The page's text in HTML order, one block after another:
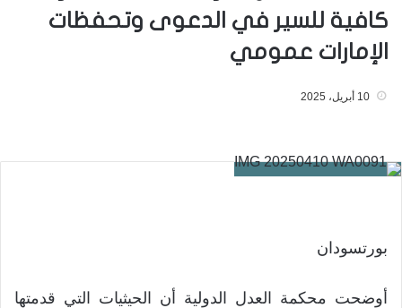
كافية للسير في الدعوى وتحفظات
الإمارات عمومي
10 أبريل، 2025
بورتسودان
أوضحت محكمة العدل الدولية أن الحيثيات التي قدمتها